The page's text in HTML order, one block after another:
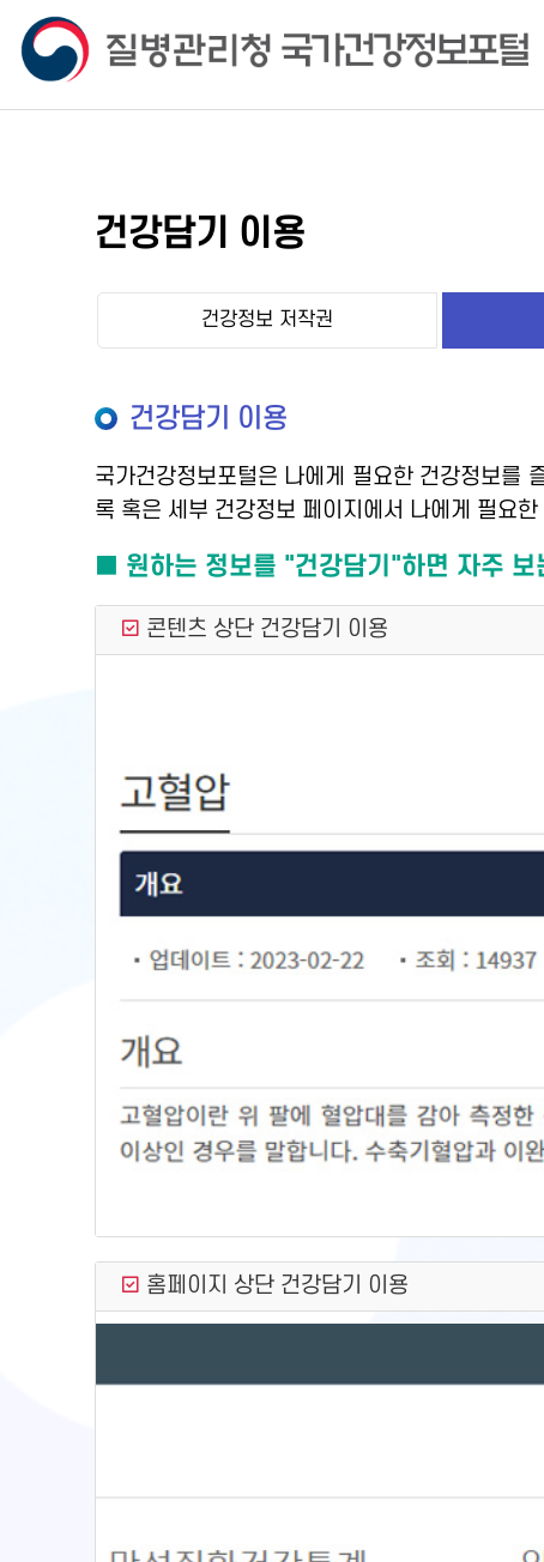
건강담기 이용
건강정보 저작권
건강담기 이용
국가건강정보포털은 나에게 필요한 건강정보를
록 혹은 세부 건강정보 페이지에서 나에게 필요
■ 원하는 정보를 "건강담기"하면 자주 보
콘텐츠 상단 건강담기 이용
홈페이지 상단 건강담기 이용